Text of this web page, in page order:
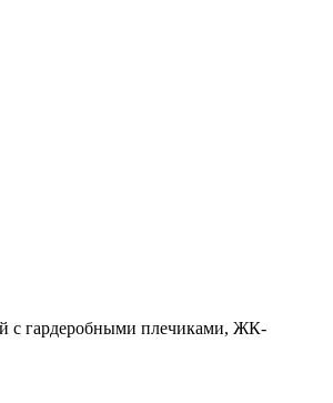
с гардеробными плечиками, ЖК-